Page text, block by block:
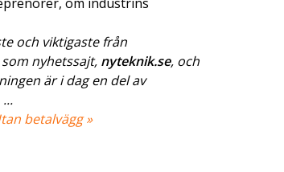
och viktigaste från
nyhetssajt, nyteknik.se, och
är i dag en del av
betalvägg »